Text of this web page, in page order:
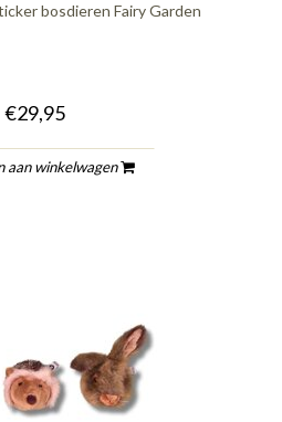
bosdieren Fairy Garden
€29,95
aan winkelwagen